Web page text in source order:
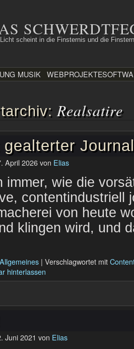
scheint in die Finsternis und die
MUSIK WEBPROJEKTE
Realsatire
April 2026von Elias
immer, wie die
contentindustriell
von heute
klingen wird, und
Allgemeines | Verschlagwortet mit
hinterlassen
Juni 2021 von Elias